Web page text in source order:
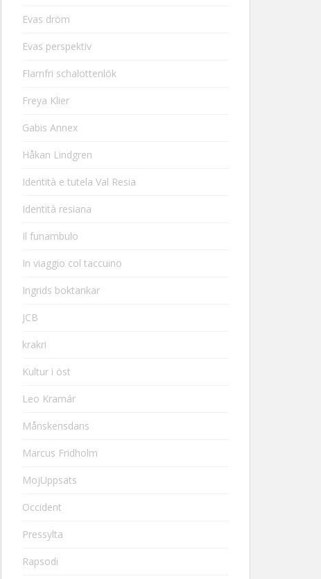
Evas dröm
Evas perspektiv
Flarnfri schalottenlök
Freya Klier
Gabis Annex
Håkan Lindgren
Identità e tutela Val Resia
Identità resiana
Il funambulo
In viaggio col taccuino
Ingrids boktankar
JCB
krakri
Kultur i öst
Leo Kramár
Månskensdans
Marcus Fridholm
MojUppsats
Occident
Pressylta
Rapsodi